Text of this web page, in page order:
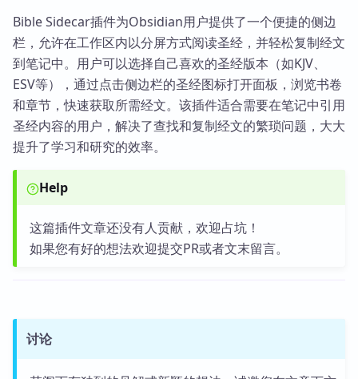
Bible Sidecar插件为Obsidian用户提供了一个便捷的侧边
栏，允许在工作区内以分屏方式阅读圣经，并轻松复制经文
到笔记中。用户可以选择自己喜欢的圣经版本（如KJV、
ESV等），通过点击侧边栏的圣经图标打开面板，浏览书卷
和章节，快速获取所需经文。该插件适合需要在笔记中引用
圣经内容的用户，解决了查找和复制经文的繁琐问题，大大
提升了学习和研究的效率。
Help
这篇插件文章还没有人贡献，欢迎占坑！
如果您有好的想法欢迎提交PR或者文末留言。
讨论